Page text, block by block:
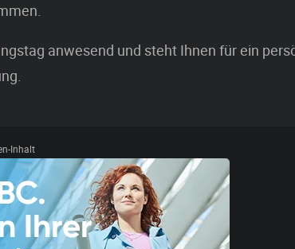
anwesend und steht Ihnen für ein
Inhalt